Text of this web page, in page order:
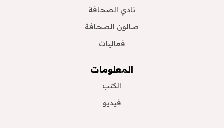
نادي الصحافة
صالون الصحافة
فعاليات
المعلومات
الكتب
فيديو